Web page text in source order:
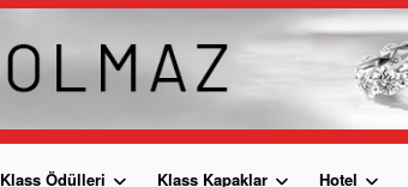
Klass Ödülleri Klass Kapaklar Hotel